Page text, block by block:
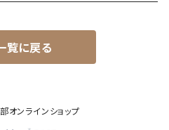
覧に戻る
ンラインショップ